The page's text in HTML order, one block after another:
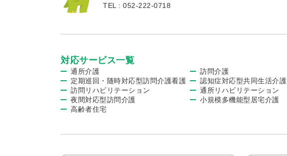
TEL : 052-222-0718
対応サービス一覧
通所介護 訪問介護
定期巡回・随時対応型訪問介護看護
認知症対応型共同生活介護
訪問リハビリテーション
通所リハビリテーション
夜間対応型訪問介護
小規模多機能型居宅介護
高齢者住宅